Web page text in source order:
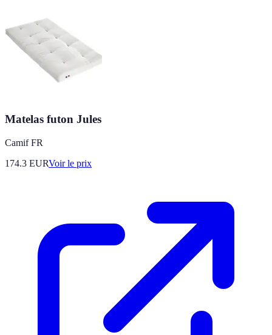
Matelas futon Jules
Camif FR
174.3 EURVoir le prix